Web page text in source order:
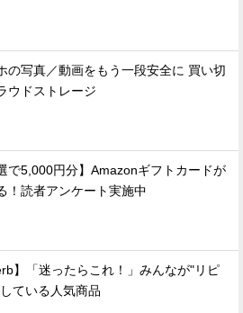
の写真／動画をもう一段安全に 買い切
ウドストレージ
で5,000円分】Amazonギフトカードが
！読者アンケート実施中
】「迷ったらこれ！」みんなが"リピ
ている人気商品